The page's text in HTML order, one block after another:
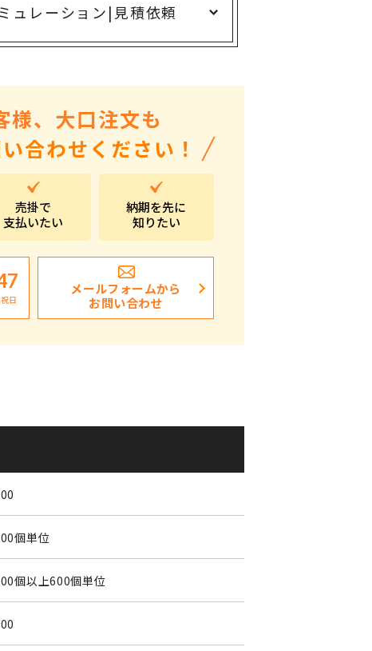
安全大会ノベルティ・記念品特集
入学・卒業記念品
自治体・公共団体向け
ポストイン
ばらまき、ショップイベント向け粗品・ノベ
ルティ
ュレーション| 見積依頼
様、大口注文も
合わせください！
売掛で
支払いたい
納期を先に
知りたい
日
メールフォームから
お問い合わせ
個単位
個以上600個単位